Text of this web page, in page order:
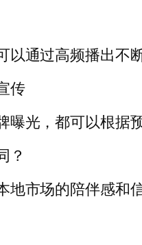
通过高频播出不
传
光，都可以根据
？
市场的陪伴感和